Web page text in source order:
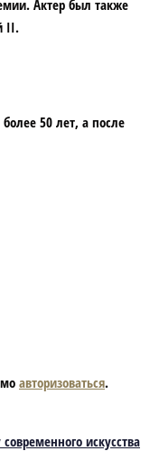
Актер был также
II.
50 лет, а после
авторизоваться.